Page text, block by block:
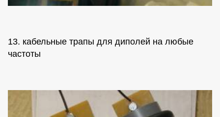
13. кабельные трапы для диполей на любые
частоты